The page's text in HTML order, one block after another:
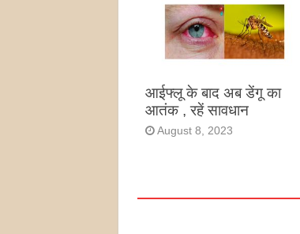
आईफ्लू के बाद अब डेंगू का
आतंक , रहें सावधान
August 8, 2023